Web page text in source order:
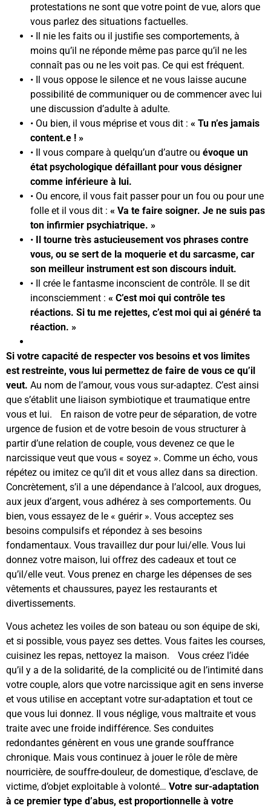
protestations ne sont que votre point de vue, alors que
vous parlez des situations factuelles.
• Il nie les faits ou il justifie ses comportements, à
moins qu’il ne réponde même pas parce qu’il ne les
connaît pas ou ne les voit pas. Ce qui est fréquent.
• Il vous oppose le silence et ne vous laisse aucune
possibilité de communiquer ou de commencer avec lui
une discussion d’adulte à adulte.
• Ou bien, il vous méprise et vous dit : « Tu n’es jamais
content.e ! »
• Il vous compare à quelqu’un d’autre ou évoque un
état psychologique défaillant pour vous désigner
comme inférieure à lui.
• Ou encore, il vous fait passer pour un fou ou pour une
folle et il vous dit : « Va te faire soigner. Je ne suis pas
ton infirmier psychiatrique. »
• Il tourne très astucieusement vos phrases contre
vous, ou se sert de la moquerie et du sarcasme, car
son meilleur instrument est son discours induit.
• Il crée le fantasme inconscient de contrôle. Il se dit
inconsciemment : « C’est moi qui contrôle tes
réactions. Si tu me rejettes, c’est moi qui ai généré ta
réaction. »
Si votre capacité de respecter vos besoins et vos limites
est restreinte, vous lui permettez de faire de vous ce qu’il
veut. Au nom de l’amour, vous vous sur-adaptez. C’est ainsi
que s’établit une liaison symbiotique et traumatique entre
vous et lui. En raison de votre peur de séparation, de votre
urgence de fusion et de votre besoin de vous structurer à
partir d’une relation de couple, vous devenez ce que le
narcissique veut que vous « soyez ». Comme un écho, vous
répétez ou imitez ce qu’il dit et vous allez dans sa direction.
Concrètement, s’il a une dépendance à l’alcool, aux drogues,
aux jeux d’argent, vous adhérez à ses comportements. Ou
bien, vous essayez de le « guérir ». Vous acceptez ses
besoins compulsifs et répondez à ses besoins
fondamentaux. Vous travaillez dur pour lui/elle. Vous lui
donnez votre maison, lui offrez des cadeaux et tout ce
qu’il/elle veut. Vous prenez en charge les dépenses de ses
vêtements et chaussures, payez les restaurants et
divertissements.
Vous achetez les voiles de son bateau ou son équipe de ski,
et si possible, vous payez ses dettes. Vous faites les courses,
cuisinez les repas, nettoyez la maison. Vous créez l’idée
qu’il y a de la solidarité, de la complicité ou de l’intimité dans
votre couple, alors que votre narcissique agit en sens inverse
et vous utilise en acceptant votre sur-adaptation et tout ce
que vous lui donnez. Il vous néglige, vous maltraite et vous
traite avec une froide indifférence. Ses conduites
redondantes génèrent en vous une grande souffrance
chronique. Mais vous continuez à jouer le rôle de mère
nourricière, de souffre-douleur, de domestique, d’esclave, de
victime, d’objet exploitable à volonté… Votre sur-adaptation
à ce premier type d’abus, est proportionnelle à votre